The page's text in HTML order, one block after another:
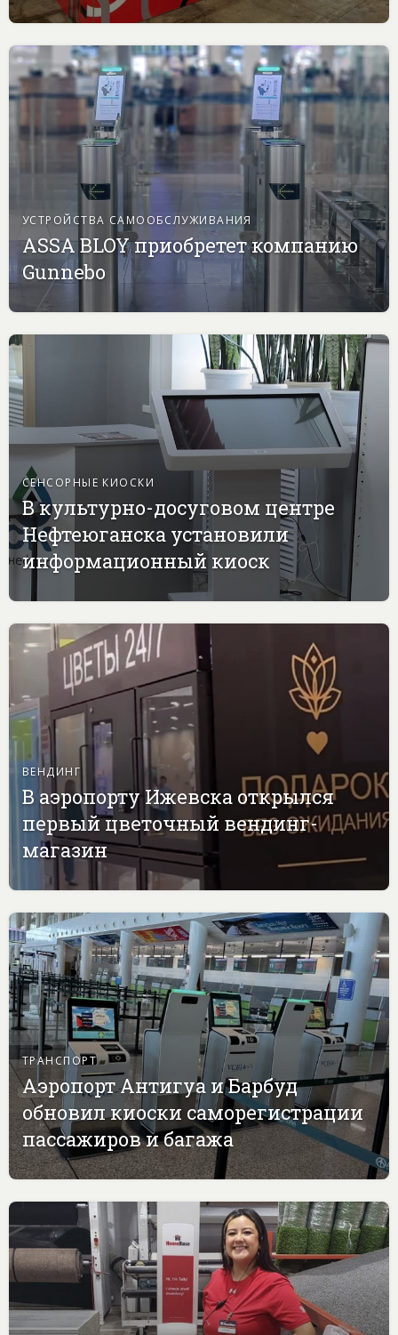
УСТРОЙСТВА САМООБСЛУЖИВАНИЯ
ASSA BLOY приобретет компанию
Gunnebo
СЕНСОРНЫЕ КИОСКИ
В культурно-досуговом центре
Нефтеюганска установили
информационный киоск
ВЕНДИНГ
В аэропорту Ижевска открылся
первый цветочный вендинг-
магазин
ТРАНСПОРТ
Аэропорт Антигуа и Барбуд
обновил киоски саморегистрации
пассажиров и багажа